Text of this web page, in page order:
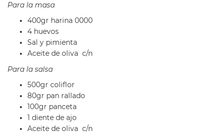
Para la masa
400gr harina 0000
4 huevos
Sal y pimienta
Aceite de oliva c/n
Para la salsa
500gr coliflor
80gr pan rallado
100gr panceta
1 diente de ajo
Aceite de oliva c/n